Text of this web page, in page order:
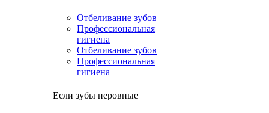
Отбеливание зубов
Профессиональная
гигиена
Отбеливание зубов
Профессиональная
гигиена
Если зубы неровные